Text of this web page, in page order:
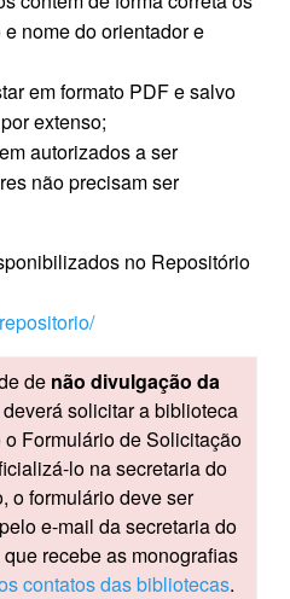
nome do orientador e
em formato PDF e salvo
extenso;
autorizados a ser
não precisam ser
no Repositório
de não divulgação da
deverá solicitar a biblioteca
Formulário de Solicitação
lo na secretaria do
o formulário deve ser
e-mail da secretaria do
recebe as monografias
contatos das bibliotecas.